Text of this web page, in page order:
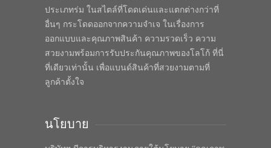
ประเภทร่ม ในสไตล์ที่โดดเด่นและแตกต่างกว่าที่
อื่นๆ กระโดดออกจากความจำเจ ในเรื่องการ
ออกแบบและคุณภาพสินค้า ความรวดเร็ว ความ
สวยงามพร้อมการรับประกันคุณภาพของโลโก้ ที่นี่
ที่เดียวเท่านั้น เพื่อแบนด์สินค้าที่สวยงามตามที่
ลูกค้าตั้งใจ
นโยบาย